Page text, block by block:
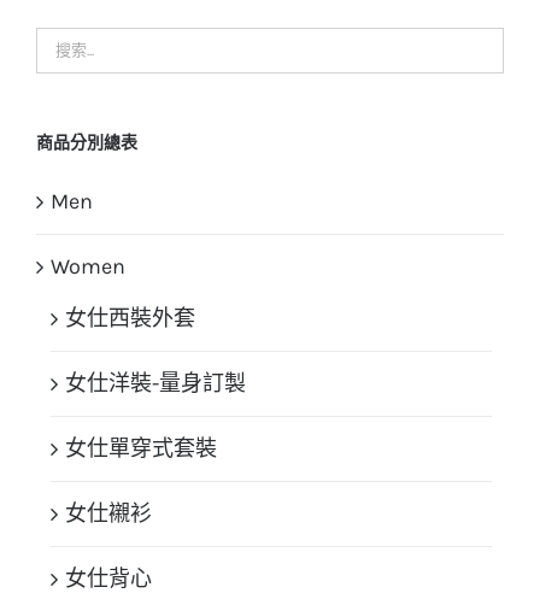
商品分別總表
Men
Women
女仕西裝外套
女仕洋裝-量身訂製
女仕單穿式套裝
女仕襯衫
女仕背心